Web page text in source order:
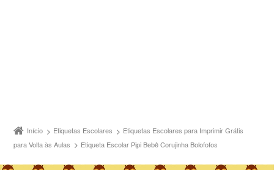
Início Etiquetas Escolares
Etiquetas Escolares para Imprimir Grátis
para Volta às Aulas
Etiqueta Escolar Pipi Bebê Corujinha Bolofofos